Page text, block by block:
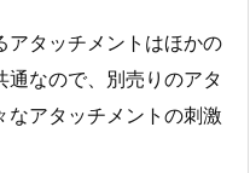
アタッチメントはほかの
なので、別売りのアタ
なアタッチメントの刺激